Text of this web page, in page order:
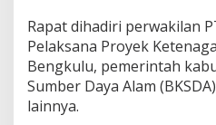
Rapat dihadiri perwakilan
Pelaksana Proyek
Bengkulu, pemerintah
Sumber Daya Alam
lainnya.